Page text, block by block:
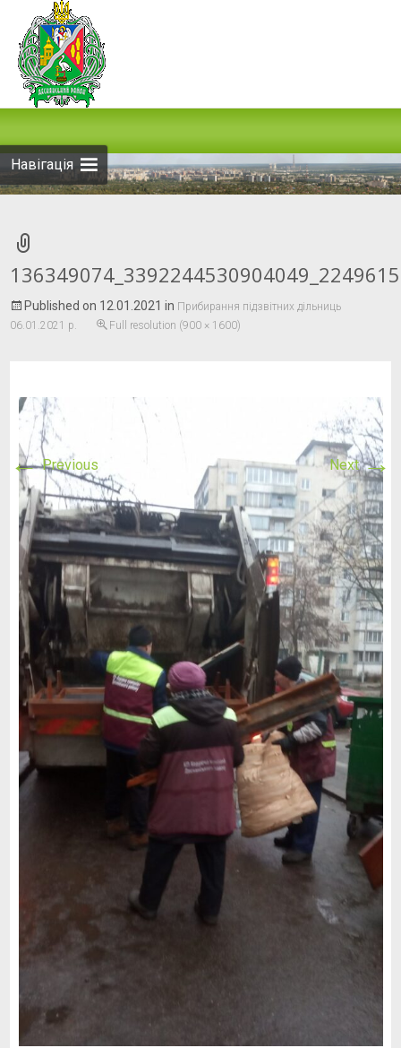
Навігація
Published on 12.01.2021 in Прибирання підзвітних дільниць
06.01.2021 р.
Full resolution (900 × 1600)
←Previous Next→